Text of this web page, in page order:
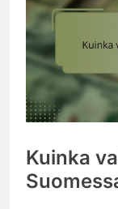
Kuinka